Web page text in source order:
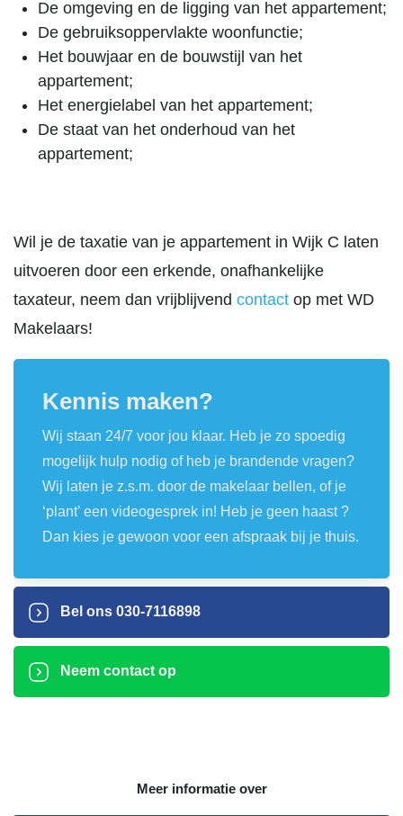
De omgeving en de ligging van het appartement;
De gebruiksoppervlakte woonfunctie;
Het bouwjaar en de bouwstijl van het
appartement;
Het energielabel van het appartement;
De staat van het onderhoud van het
appartement;
Wil je de taxatie van je appartement in Wijk C laten
uitvoeren door een erkende, onafhankelijke
taxateur, neem dan vrijblijvend contact op met WD
Makelaars!
Kennis maken?
Wij staan 24/7 voor jou klaar. Heb je zo spoedig
mogelijk hulp nodig of heb je brandende vragen?
Wij laten je z.s.m. door de makelaar bellen, of je
‘plant’ een videogesprek in! Heb je geen haast ?
Dan kies je gewoon voor een afspraak bij je thuis.
Bel ons 030-7116898
Neem contact op
Meer informatie over